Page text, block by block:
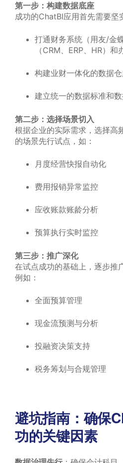
第一步：构建数据底座
成功的ChatBI应用首先需要坚
打通财务系统（用友/金
（CRM、ERP、HR）和
构建业财一体化的数据
建立统一的数据标准和
第二步：选择场景切入
根据企业的实际需求，选择高
的场景先行试点，如：
月度经营快报自动化
费用报销异常监控
应收账款账龄分析
预算执行实时监控
第三步：推广深化
在试点成功的基础上，逐步推
例如：
全面预算管理
现金流预测与分析
投融资决策支持
税务筹划与合规管理
避坑指南：确保
功的关键因素